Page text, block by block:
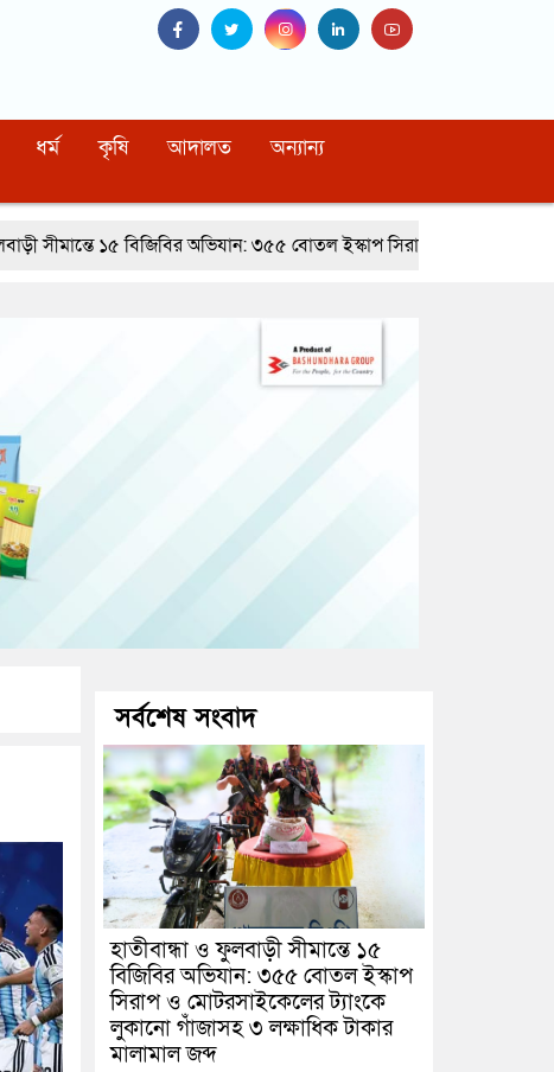
ধর্ম কৃষি আদালত অন্যান্য
অভিযান: ৩৫৫ বোতল ইস্কাপ সিরাপ ও মোটরসাইকেলের ট্যাংকে লুকানো
সর্বশেষ সংবাদ
হাতীবান্ধা ও ফুলবাড়ী সীমান্তে ১৫
বিজিবির অভিযান: ৩৫৫ বোতল ইস্কাপ
সিরাপ ও মোটরসাইকেলের ট্যাংকে
লুকানো গাঁজাসহ ৩ লক্ষাধিক টাকার
মালামাল জব্দ